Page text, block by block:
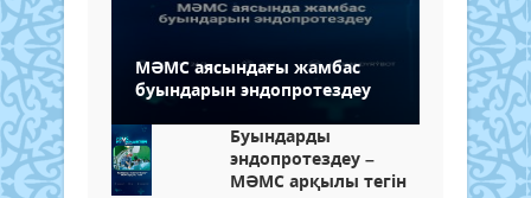
МӘМС аясындағы жамбас
буындарын эндопротездеу
Буындарды
эндопротездеу –
МӘМС арқылы тегін